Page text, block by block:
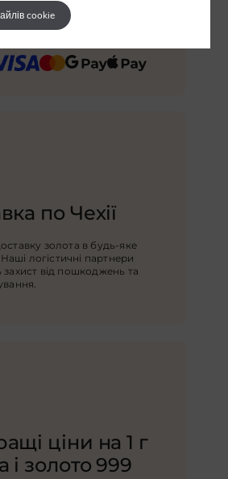
у Празі та сплачуйте
банківським переказом
по Чехії
золота в будь-яке
Наші логістичні партнери
захист від пошкоджень та
ціни на 1 г
і золото 999
cookie